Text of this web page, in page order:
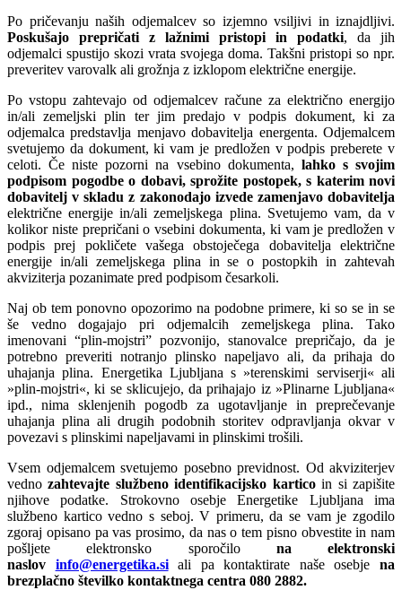
Po pričevanju naših odjemalcev so izjemno vsiljivi in iznajdljivi.
Poskušajo prepričati z lažnimi pristopi in podatki, da jih
odjemalci spustijo skozi vrata svojega doma. Takšni pristopi so npr.
preveritev varovalk ali grožnja z izklopom električne energije.
Po vstopu zahtevajo od odjemalcev račune za električno energijo
in/ali zemeljski plin ter jim predajo v podpis dokument, ki za
odjemalca predstavlja menjavo dobavitelja energenta. Odjemalcem
svetujemo da dokument, ki vam je predložen v podpis preberete v
celoti. Če niste pozorni na vsebino dokumenta, lahko s svojim
podpisom pogodbe o dobavi, sprožite postopek, s katerim novi
dobavitelj v skladu z zakonodajo izvede zamenjavo dobavitelja
električne energije in/ali zemeljskega plina. Svetujemo vam, da v
kolikor niste prepričani o vsebini dokumenta, ki vam je predložen v
podpis prej pokličete vašega obstoječega dobavitelja električne
energije in/ali zemeljskega plina in se o postopkih in zahtevah
akviziterja pozanimate pred podpisom česarkoli.
Naj ob tem ponovno opozorimo na podobne primere, ki so se in se
še vedno dogajajo pri odjemalcih zemeljskega plina. Tako
imenovani “plin-mojstri” pozvonijo, stanovalce prepričajo, da je
potrebno preveriti notranjo plinsko napeljavo ali, da prihaja do
uhajanja plina. Energetika Ljubljana s »terenskimi serviserji« ali
»plin-mojstri«, ki se sklicujejo, da prihajajo iz »Plinarne Ljubljana«
ipd., nima sklenjenih pogodb za ugotavljanje in preprečevanje
uhajanja plina ali drugih podobnih storitev odpravljanja okvar v
povezavi s plinskimi napeljavami in plinskimi trošili.
Vsem odjemalcem svetujemo posebno previdnost. Od akviziterjev
vednozahtevajte službeno identifikacijsko karticoin si zapišite
njihove podatke. Strokovno osebje Energetike Ljubljana ima
službeno kartico vedno s seboj. V primeru, da se vam je zgodilo
zgoraj opisano pa vas prosimo, da nas o tem pisno obvestite in nam
pošljete elektronsko sporočilo na elektronski
naslov info@energetika.si ali pa kontaktirate naše osebje na
brezplačno številko kontaktnega centra 080 2882.